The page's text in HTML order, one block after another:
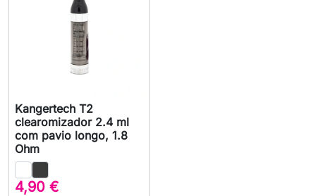
Kangertech T2
clearomizador 2.4 ml
com pavio longo, 1.8
Ohm
4,90 €